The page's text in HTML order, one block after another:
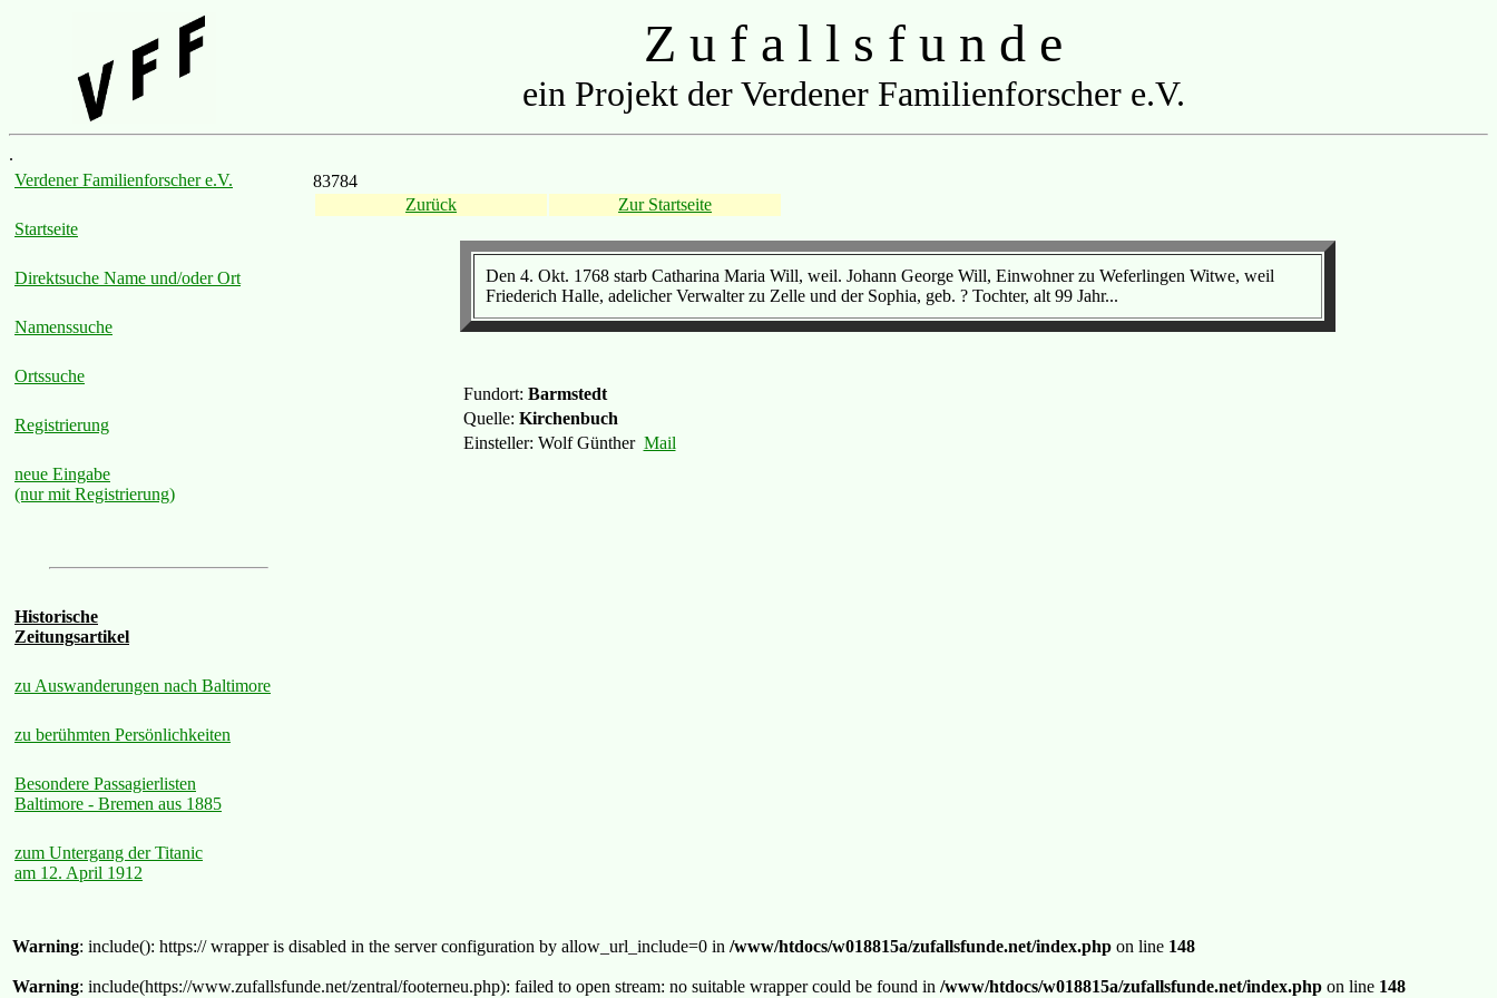
Z u f a l l s f u n d e
ein Projekt der Verdener Familienforscher e.V.
.
Verdener Familienforscher e.V.
Startseite
Direktsuche Name und/oder Ort
Namenssuche
Ortssuche
Registrierung
neue Eingabe
(nur mit Registrierung)
Historische
Zeitungsartikel
zu Auswanderungen nach Baltimore
zu berühmten Persönlichkeiten
Besondere Passagierlisten
Baltimore - Bremen aus 1885
zum Untergang der Titanic
am 12. April 1912
83784
Zurück
Zur Startseite
Den 4. Okt. 1768 starb Catharina Maria Will, weil. Johann George Will, Einwohner zu Weferlingen Witwe, weil
Friederich Halle, adelicher Verwalter zu Zelle und der Sophia, geb. ? Tochter, alt 99 Jahr...
Fundort: Barmstedt
Quelle: Kirchenbuch
Einsteller: Wolf Günther Mail
Warning: include(): https:// wrapper is disabled in the server configuration by allow_url_include=0 in /www/htdocs/w018815a/zufallsfunde.net/index.php on line 148
Warning: include(https://www.zufallsfunde.net/zentral/footerneu.php): failed to open stream: no suitable wrapper could be found in /www/htdocs/w018815a/zufallsfunde.net/index.php on line 148